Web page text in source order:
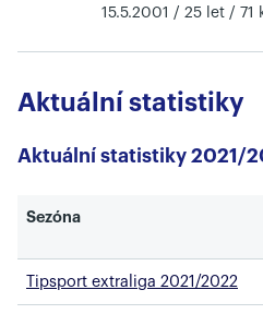
15.5.2001 / 25 let / 71
Aktuální statistiky
Aktuální statistiky 2021/
Sezóna
Tipsport extraliga 2021/2022